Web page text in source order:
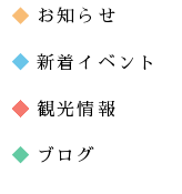
お知らせ
新着イベント
観光情報
ブログ